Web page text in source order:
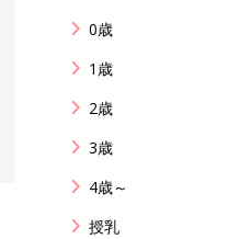
0歳
1歳
2歳
3歳
4歳～
授乳